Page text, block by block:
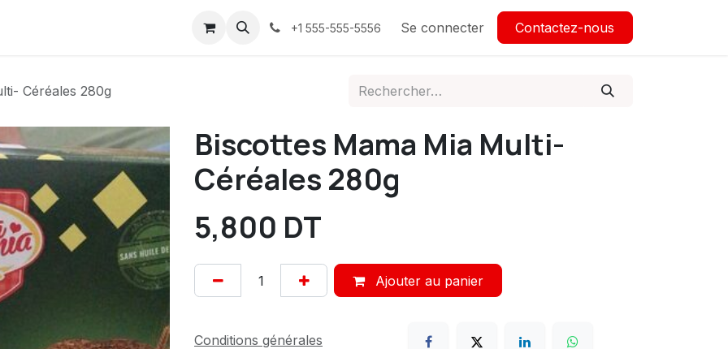
Contactez-nous Confidentialité+1 555-555-5556 Se connecter Contactez-nous
Céréales 280g
Biscottes Mama Mia Multi-
Céréales 280g
5,800 DT
Ajouter au panier
Conditions générales